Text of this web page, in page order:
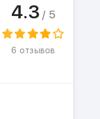
4.3 / 5
6 отзывов